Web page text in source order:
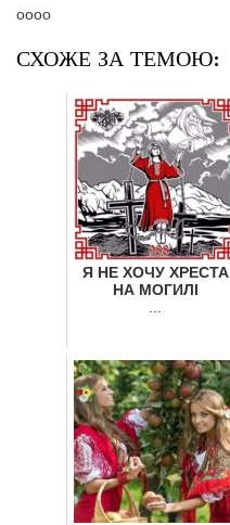
оооо
СХОЖЕ ЗА ТЕМОЮ:
Я НЕ ХОЧУ ХРЕСТА
НА МОГИЛІ